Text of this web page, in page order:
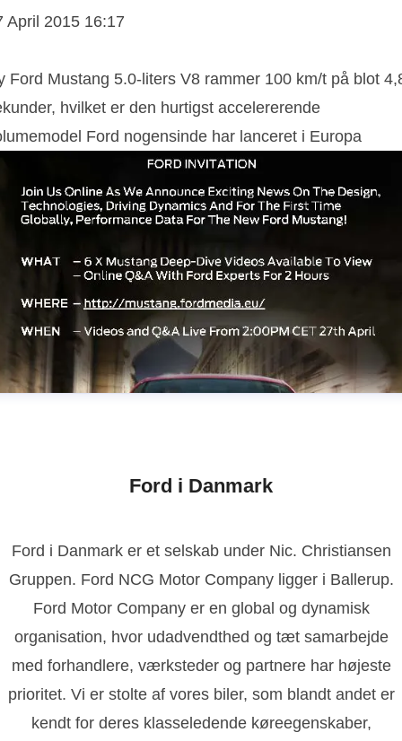
April 2015 16:17
Ford Mustang 5.0-liters V8 rammer 100 km/t på blot
hvilket er den hurtigst accelererende
Ford nogensinde har lanceret i Europa
Ford i Danmark
Ford i Danmark er et selskab under Nic. Christiansen
Gruppen. Ford NCG Motor Company ligger i Ballerup.
Ford Motor Company er en global og dynamisk
organisation, hvor udadvendthed og tæt samarbejde
med forhandlere, værksteder og partnere har højeste
prioritet. Vi er stolte af vores biler, som blandt andet er
kendt for deres klasseledende køreegenskaber,